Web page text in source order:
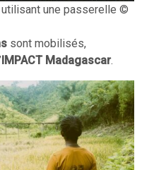
une passerelle ©
sont mobilisés,
IMPACT Madagascar.